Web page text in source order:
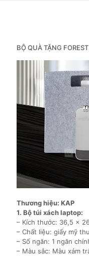
BỘ QUÀ TẶNG
Thương hiệu: KAP
1. Bộ túi xách laptop:
– Kích thước: 36,5 x
– Chất liệu: giấy mỹ
– Số ngăn: 1 ngăn
– Màu sắc: Màu xám